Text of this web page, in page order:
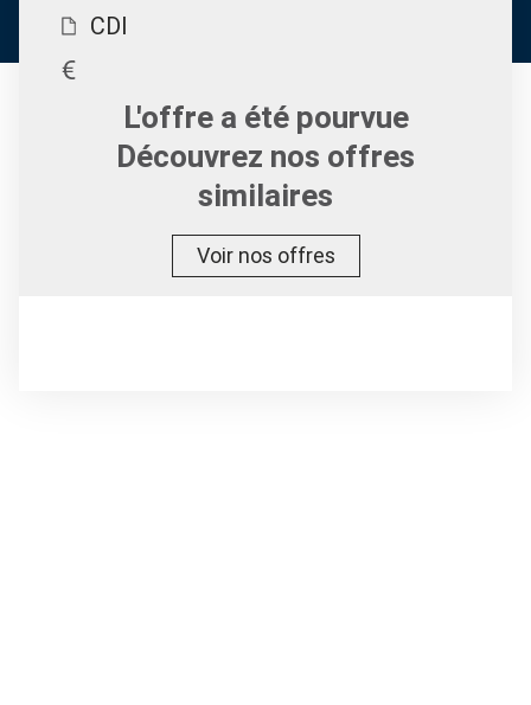
CDI
L'offre a été pourvue
Découvrez nos offres
similaires
Voir nos offres